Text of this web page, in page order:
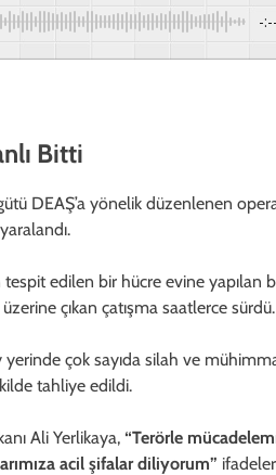
-:--
Bitti
DEAŞ’a yönelik düzenlenen
edilen bir hücre evine yapılan
çıkan çatışma saatlerce sürdü.
çok sayıda silah ve
tahliye edildi.
Ali Yerlikaya, “Terörle
acil şifalar diliyorum”